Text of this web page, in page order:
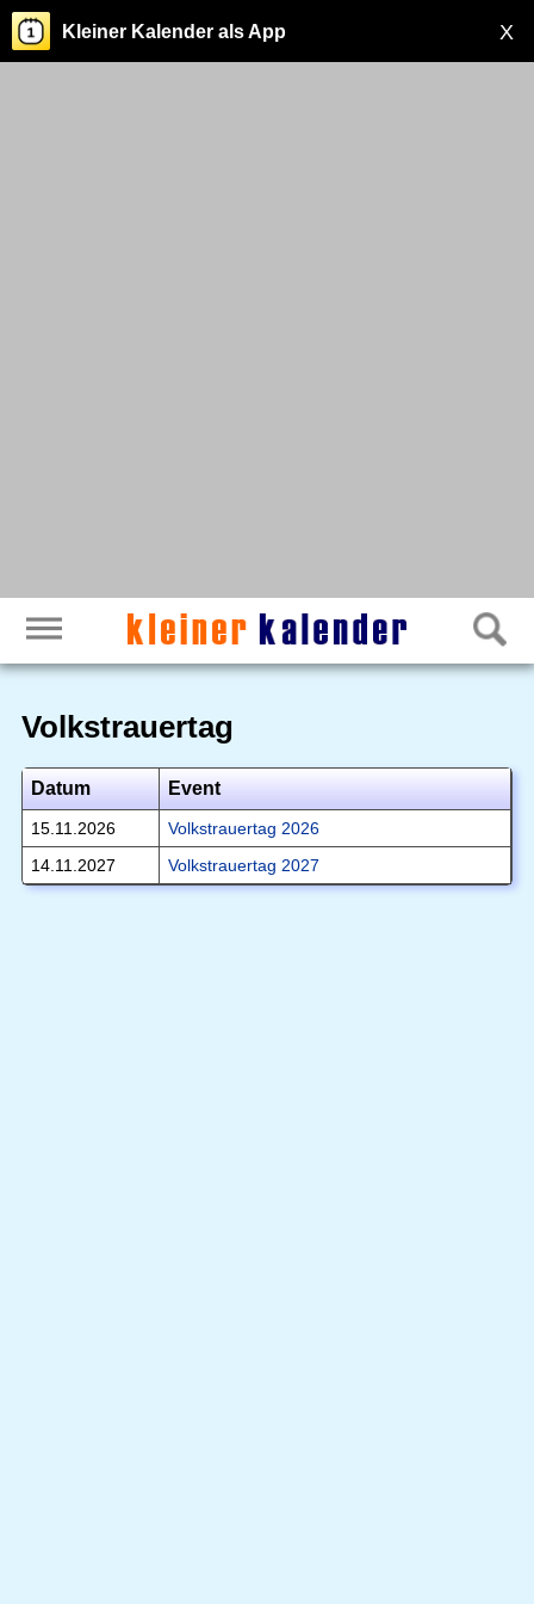
X
Kleiner Kalender als App
Volkstrauertag
Datum Event
15.11.2026
Volkstrauertag 2026
14.11.2027
Volkstrauertag 2027